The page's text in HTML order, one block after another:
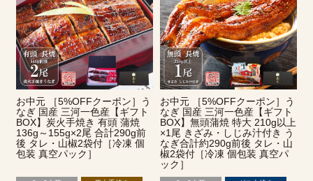
お中元 ［5%OFFクーポン］う
なぎ 国産 三河一色産【ギフト
BOX】炭火手焼き 有頭 蒲焼
136g～155g×2尾 合計290g前
後 タレ・山椒2袋付［冷凍 個
包装 真空パック］
お中元 ［5%OFFクーポン］う
なぎ 国産 三河一色産【ギフト
BOX】無頭蒲焼 特大 210g以上
×1尾 きざみ・しじみ汁付き う
なぎ合計約290g前後 タレ・山
椒2袋付［冷凍 個包装 真空パ
ック］